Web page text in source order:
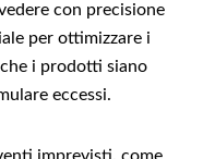
con precisione
per ottimizzare i
i prodotti siano
eccessi.